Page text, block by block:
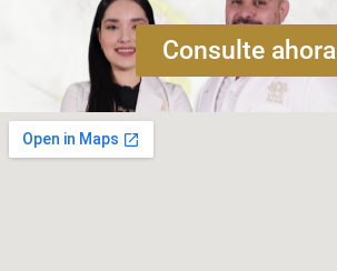
Consulte ahora